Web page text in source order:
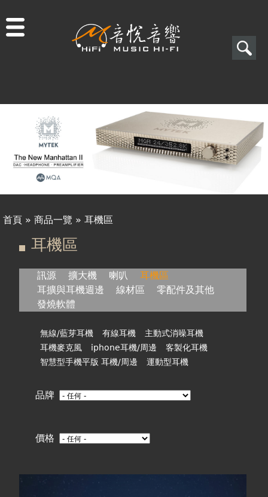
搜
表
單
搜
尋
您
在
首頁 » 商品一覽 » 耳機區
耳機區
訊源 擴大機 喇叭
耳機區
耳擴與耳機週邊
線材區
零配件及其他
發燒軟體
無線/藍芽耳機 有線耳機
主動式消噪耳機
耳機麥克風
iphone耳機/周邊
客製化耳機
智慧型手機平版 耳機/周邊
運動型耳機
品牌
價格